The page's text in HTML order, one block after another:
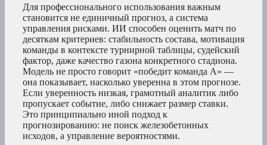
Для профессионального использования важным
становится не единичный прогноз, а система
управления рисками. ИИ способен оценить матч по
десяткам критериев: стабильность состава, мотивация
команды в контексте турнирной таблицы, судейский
фактор, даже качество газона конкретного стадиона.
Модель не просто говорит «победит команда А» —
она показывает, насколько уверенна в этом прогнозе.
Если уверенность низкая, грамотный аналитик либо
пропускает событие, либо снижает размер ставки.
Это принципиально иной подход к
прогнозированию: не поиск железобетонных
исходов, а управление вероятностями.